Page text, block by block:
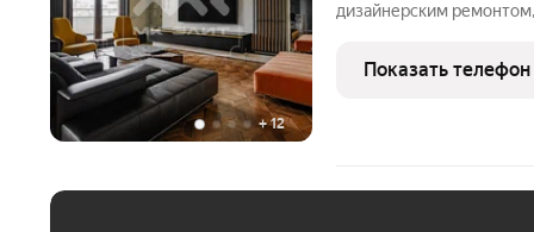
+12
дизайнерским
санузлом и
на террасу, из которой
Показать телефон